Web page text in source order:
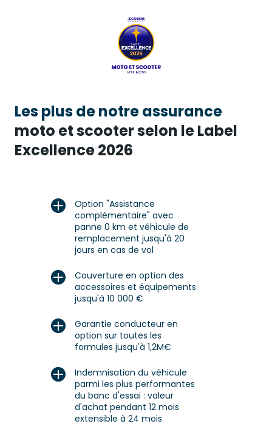
Les plus de notre assurance
moto et scooter selon le Label
Excellence 2026
Option "Assistance
complémentaire" avec
panne 0 km et véhicule de
remplacement jusqu'à 20
jours en cas de vol
Couverture en option des
accessoires et équipements
jusqu'à 10 000 €
Garantie conducteur en
option sur toutes les
formules jusqu'à 1,2M€
Indemnisation du véhicule
parmi les plus performantes
du banc d'essai : valeur
d'achat pendant 12 mois
extensible à 24 mois